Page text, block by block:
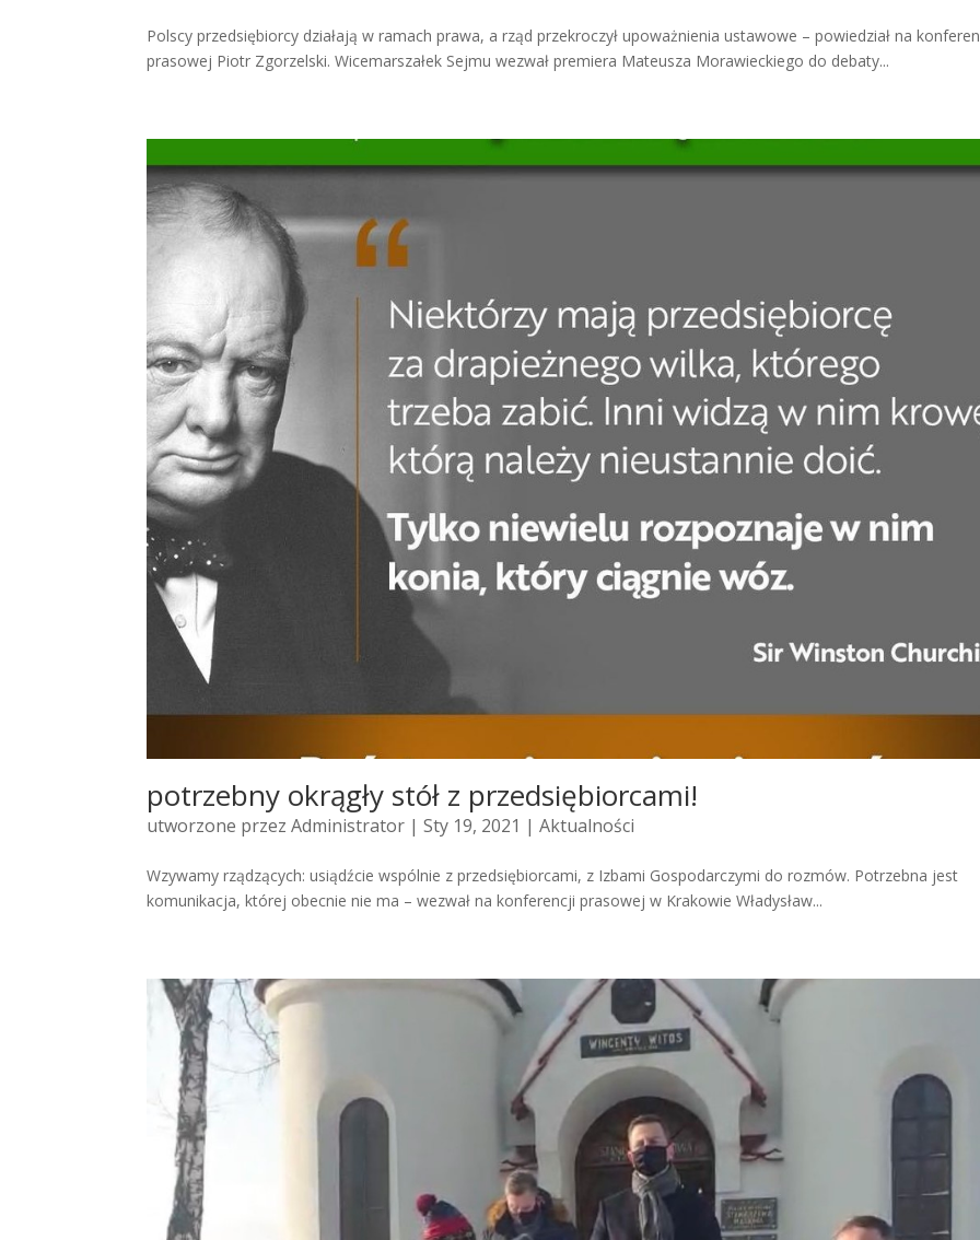
Polscy przedsiębiorcy działają w ramach prawa, a rząd przekroczył upoważnienia ustawowe – powiedział na
prasowej Piotr Zgorzelski. Wicemarszałek Sejmu wezwał premiera Mateusza Morawieckiego do debaty...
potrzebny okrągły stół z przedsiębiorcami!
utworzone przezAdministrator | Sty 19, 2021 |Aktualności
Wzywamy rządzących: usiądźcie wspólnie z przedsiębiorcami, z Izbami Gospodarczymi do rozmów. Potrzebna jest
komunikacja, której obecnie nie ma – wezwał na konferencji prasowej w Krakowie Władysław...